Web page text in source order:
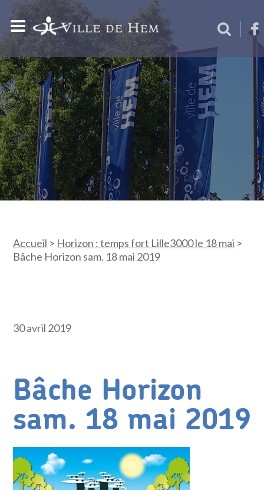
Accueil > Horizon : temps fort Lille3000 le 18 mai >
Bâche Horizon sam. 18 mai 2019
30 avril 2019
Bâche Horizon
sam. 18 mai 2019